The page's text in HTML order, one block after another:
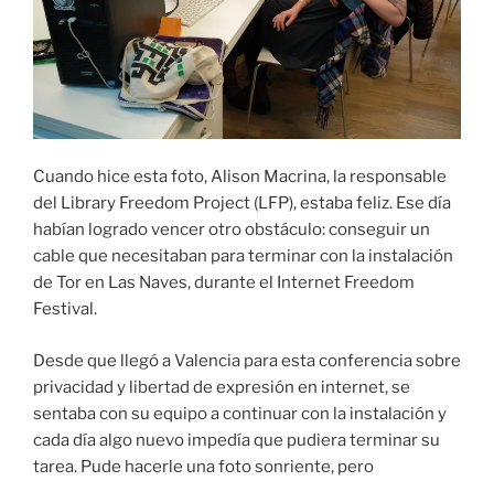
Cuando hice esta foto, Alison Macrina, la responsable
del Library Freedom Project (LFP), estaba feliz. Ese día
habían logrado vencer otro obstáculo: conseguir un
cable que necesitaban para terminar con la instalación
de Tor en Las Naves, durante el Internet Freedom
Festival.
Desde que llegó a Valencia para esta conferencia sobre
privacidad y libertad de expresión en internet, se
sentaba con su equipo a continuar con la instalación y
cada día algo nuevo impedía que pudiera terminar su
tarea. Pude hacerle una foto sonriente, pero